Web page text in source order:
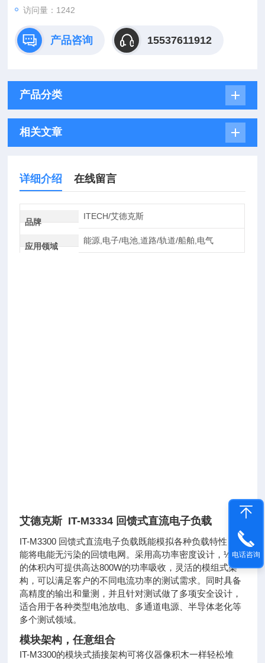
访问量：1242
产品咨询 15537611912
产品分类
相关文章
详细介绍 在线留言
品牌
ITECH/艾德克斯
应用领域
能源,电子/电池,道路/轨道/船舶,电气
艾德克斯 IT-M3334 回馈式直流电子负载
IT-M3300 回馈式直流电子负载既能模拟各种负载特性，又
能将电能无污染的回馈电网。采用高功率密度设计，½U
的体积内可提供高达800W的功率吸收，灵活的模组式架
构，可以满足客户的不同电流功率的测试需求。同时具备
高精度的输出和量测，并且针对测试做了多项安全设计，
适合用于各种类型电池放电、多通道电源、半导体老化等
多个测试领域。
模块架构，任意组合
IT-M3300的模块式插接架构可将仪器像积木一样轻松堆
电话咨询